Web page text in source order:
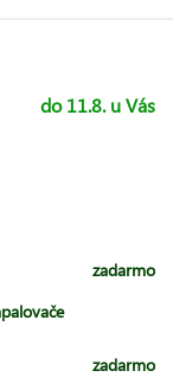
do 11.8. u Vás
zadarmo
zadarmo